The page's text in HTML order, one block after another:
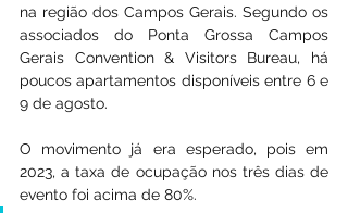
na região dos Campos Gerais. Segundo os
associados do Ponta Grossa Campos
Gerais Convention & Visitors Bureau, há
poucos apartamentos disponíveis entre 6 e
9 de agosto.
O movimento já era esperado, pois em
2023, a taxa de ocupação nos três dias de
evento foi acima de 80%.